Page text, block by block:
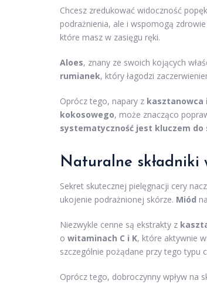
Chcesz zredukować widoczność
podrażnienia, ale i wspomogą
które masz w zasięgu ręki.
Aloes, znany ze swoich kojących
rumianek, który łagodzi
Oprócz tego, napary z kasztanowca
kokosowego, może znacząco
systematyczność jest kluczem do
Naturalne składniki
Sekret skutecznej pielęgnacji cery
ukojenie podrażnionej skórze. Miód
Niezwykle cenne są ekstrakty z
o witaminach C i K, które aktywnie
szczególnie pożądane przy tego typu
Oprócz tego, dobroczynny wpływ na